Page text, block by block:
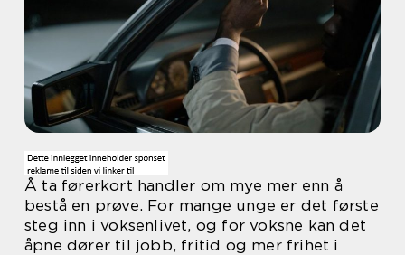
Å ta førerkort handler om mye mer enn å
bestå en prøve. For mange unge er det første
steg inn i voksenlivet, og for voksne kan det
åpne dører til jobb, fritid og mer frihet i